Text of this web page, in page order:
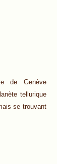
de Genève
tellurique
se trouvant